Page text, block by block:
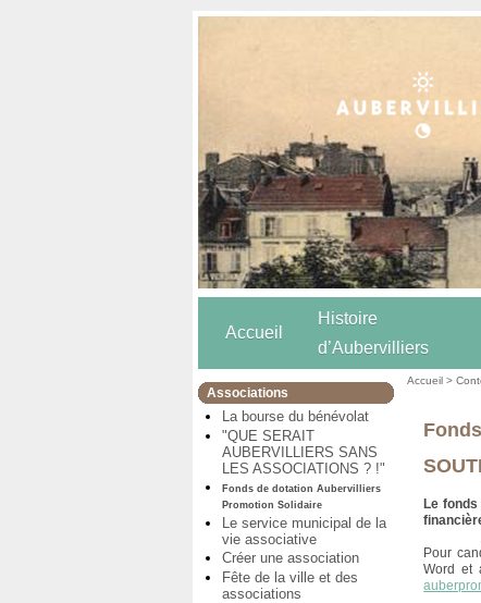
Accueil
Histoire
d’Aubervilliers
Associations
La bourse du bénévolat
"QUE SERAIT
AUBERVILLIERS SANS
LES ASSOCIATIONS ? !"
Fonds de dotation Aubervilliers
Promotion Solidaire
Le service municipal de la
vie associative
Créer une association
Fête de la ville et des
associations
Accueil >
Le
Pour
Word et